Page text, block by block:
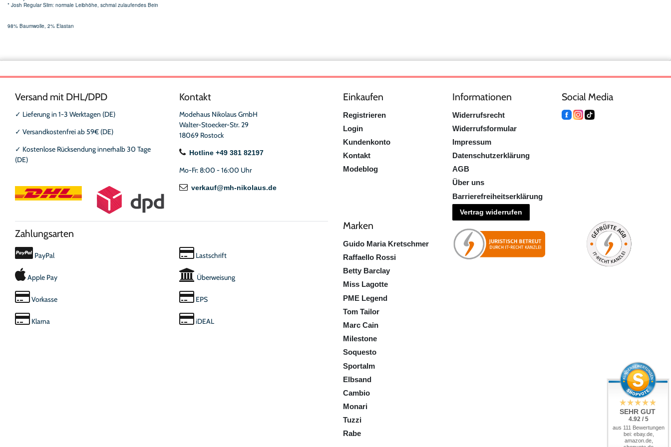
* Josh Regular Slim: normale Leibhöhe, schmal zulaufendes Bein
98% Baumwolle, 2% Elastan
Versand mit DHL/DPD
✓ Lieferung in 1-3 Werktagen (DE)
✓ Versandkostenfrei ab 59€ (DE)
✓ Kostenlose Rücksendung innerhalb 30 Tage
(DE)
Kontakt
Modehaus Nikolaus GmbH
Walter-Stoecker-Str. 29
18069 Rostock
Hotline +49 381 82197
Mo-Fr: 8:00 - 16:00 Uhr
verkauf@mh-nikolaus.de
Zahlungsarten
PayPal
Apple Pay
Vorkasse
Klarna
Lastschrift
Überweisung
EPS
iDEAL
Einkaufen
Registrieren
Login
Kundenkonto
Kontakt
Modeblog
Informationen
Widerrufsrecht
Widerrufsformular
Impressum
Datenschutzerklärung
AGB
Über uns
Barrierefreiheitserklärung
Vertrag widerrufen
Social Media
Marken
Guido Maria Kretschmer
Raffaello Rossi
Betty Barclay
Miss Lagotte
PME Legend
Tom Tailor
Marc Cain
Milestone
Soquesto
Sportalm
Elbsand
Cambio
Monari
Tuzzi
Rabe
SEHR GUT
4.92 / 5
aus 111 Bewertungen
bei: ebay.de,
amazon.de,